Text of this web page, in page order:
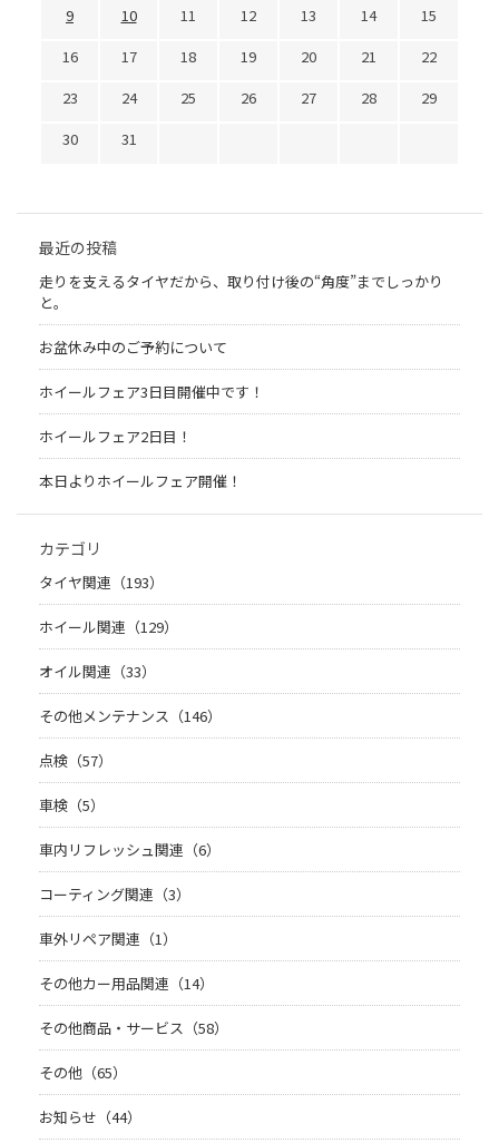
9
10 11 12 13 14
15
16
17 18 19 20 21
22
23
24 25 26 27 28
29
30
31
最近の投稿
走りを支えるタイヤだから、取り付け後の“角度”までしっかり
と。
お盆休み中のご予約について
ホイールフェア3日目開催中です！
ホイールフェア2日目！
本日よりホイールフェア開催！
カテゴリ
タイヤ関連（193）
ホイール関連（129）
オイル関連（33）
その他メンテナンス（146）
点検（57）
車検（5）
車内リフレッシュ関連（6）
コーティング関連（3）
車外リペア関連（1）
その他カー用品関連（14）
その他商品・サービス（58）
その他（65）
お知らせ（44）